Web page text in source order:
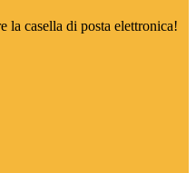
la casella di posta elettronica!